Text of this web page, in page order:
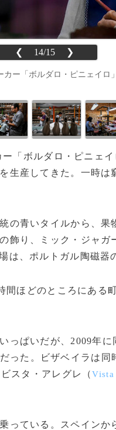
❮ 14/15 ❯
ー「ボルダロ・ピニェイロ
「ボルダロ・ピニェイ
生産してきた。一時
の青いタイルから、果
飾り、ミック・ジャガ
は、ポルトガル陶磁器
ほどのところにある
ぱいだが、2009年に
った。ビザベイラは
スタ・アレグレ（Vista
っている。スペインか